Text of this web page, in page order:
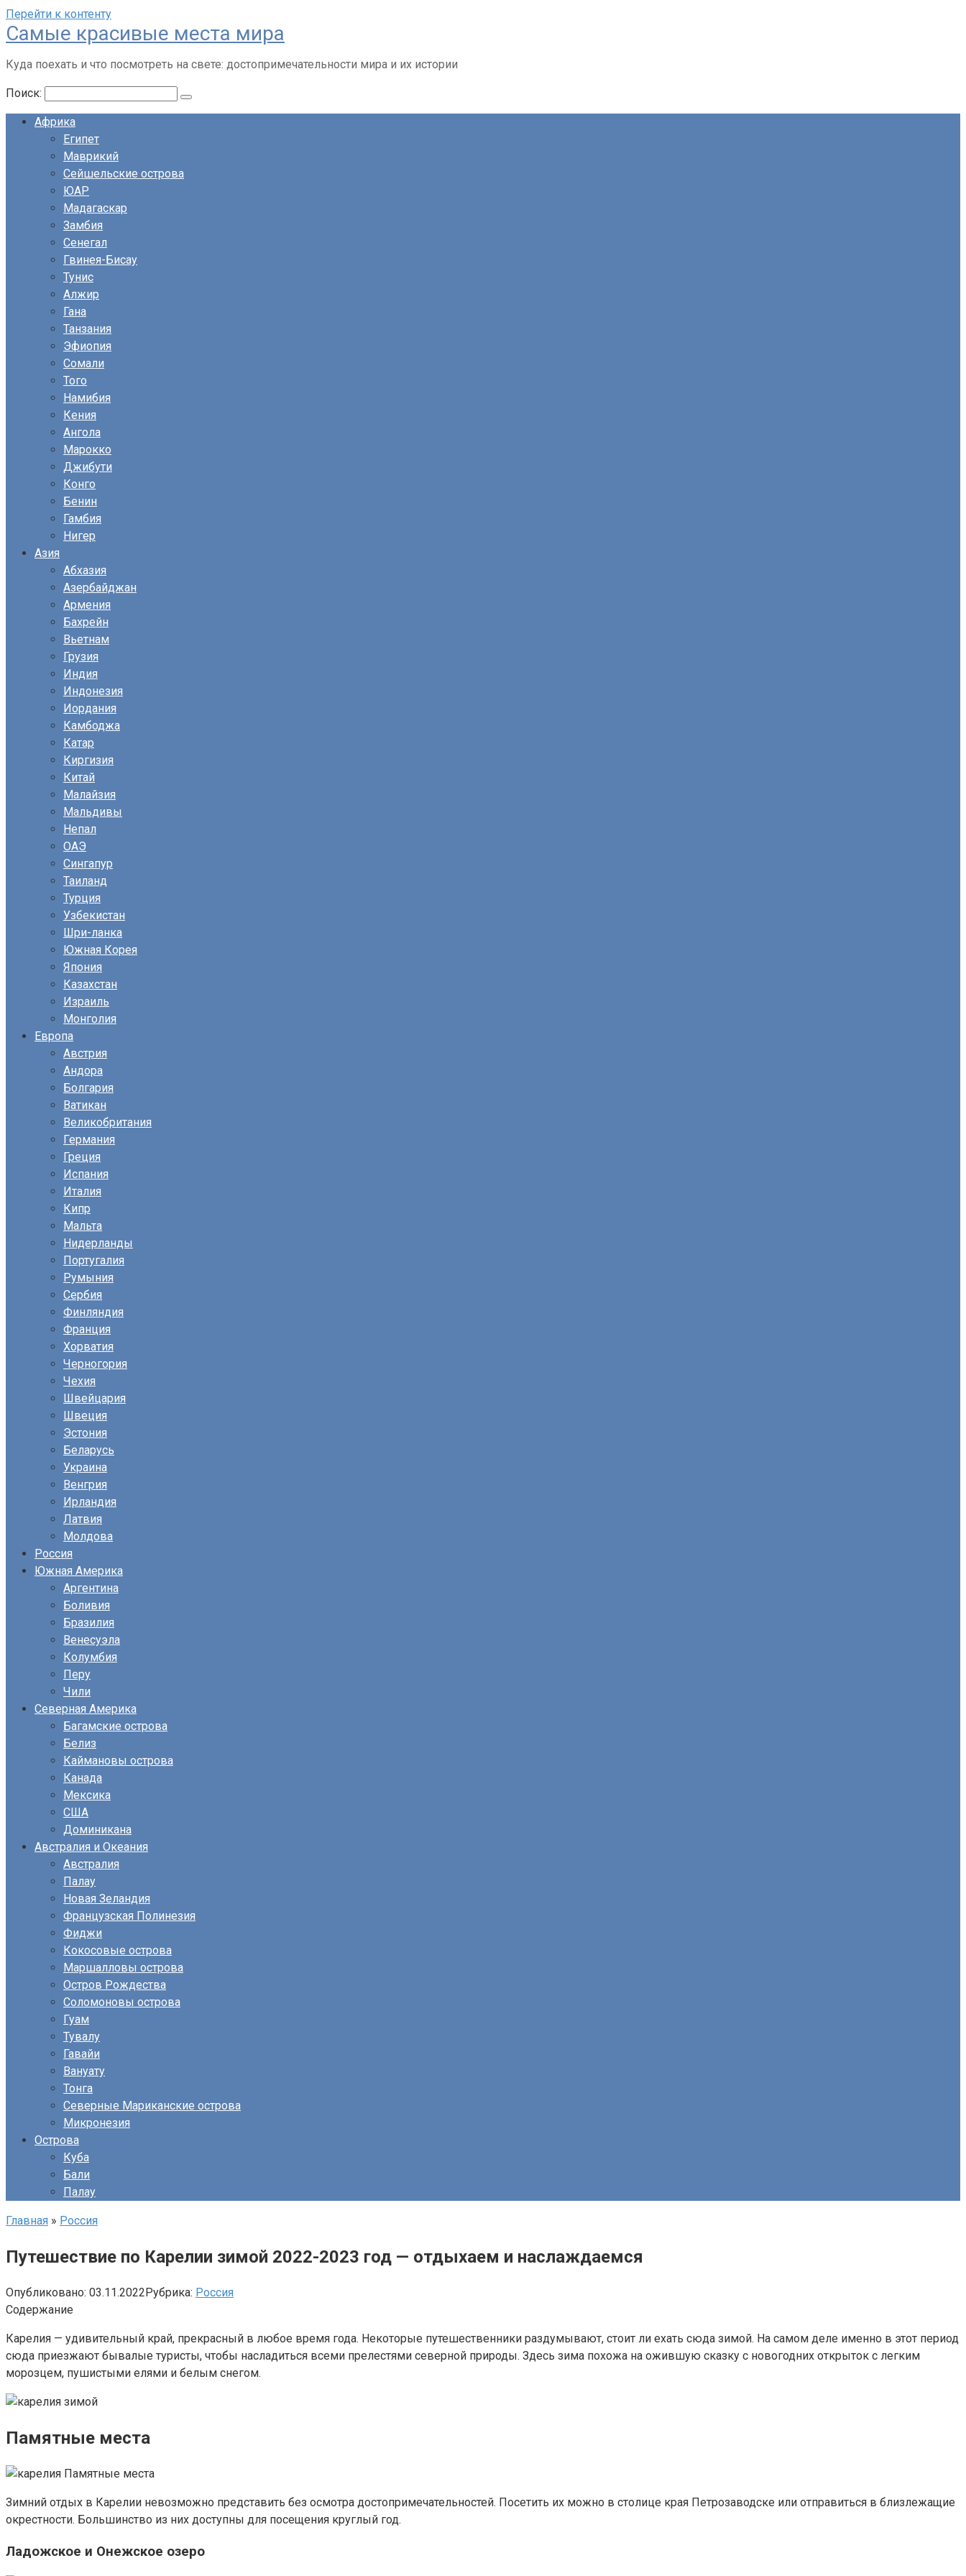
Перейти к контенту
Cамые красивые места мира
Куда поехать и что посмотреть на свете: достопримечательности мира и их истории
Поиск:
Африка
Египет
Маврикий
Сейшельские острова
ЮАР
Мадагаскар
Замбия
Сенегал
Гвинея-Бисау
Тунис
Алжир
Гана
Танзания
Эфиопия
Сомали
Того
Намибия
Кения
Ангола
Марокко
Джибути
Конго
Бенин
Гамбия
Нигер
Азия
Абхазия
Азербайджан
Армения
Бахрейн
Вьетнам
Грузия
Индия
Индонезия
Иордания
Камбоджа
Катар
Киргизия
Китай
Малайзия
Мальдивы
Непал
ОАЭ
Сингапур
Таиланд
Турция
Узбекистан
Шри-ланка
Южная Корея
Япония
Казахстан
Израиль
Монголия
Европа
Австрия
Андора
Болгария
Ватикан
Великобритания
Германия
Греция
Испания
Италия
Кипр
Мальта
Нидерланды
Португалия
Румыния
Сербия
Финляндия
Франция
Хорватия
Черногория
Чехия
Швейцария
Швеция
Эстония
Беларусь
Украина
Венгрия
Ирландия
Латвия
Молдова
Россия
Южная Америка
Аргентина
Боливия
Бразилия
Венесуэла
Колумбия
Перу
Чили
Северная Америка
Багамские острова
Белиз
Каймановы острова
Канада
Мексика
США
Доминикана
Австралия и Океания
Австралия
Палау
Новая Зеландия
Французская Полинезия
Фиджи
Кокосовые острова
Маршалловы острова
Остров Рождества
Соломоновы острова
Гуам
Тувалу
Гавайи
Вануату
Тонга
Северные Мариканские острова
Микронезия
Острова
Куба
Бали
Палау
Главная » Россия
Путешествие по Карелии зимой 2022-2023 год — отдыхаем и наслаждаемся
Опубликовано: 03.11.2022Рубрика: Россия
Содержание
Карелия — удивительный край, прекрасный в любое время года. Некоторые путешественники раздумывают, стоит ли ехать сюда зимой. На самом деле именно в этот период
сюда приезжают бывалые туристы, чтобы насладиться всеми прелестями северной природы. Здесь зима похожа на ожившую сказку с новогодних открыток с легким
морозцем, пушистыми елями и белым снегом.
Памятные места
Зимний отдых в Карелии невозможно представить без осмотра достопримечательностей. Посетить их можно в столице края Петрозаводске или отправиться в близлежащие
окрестности. Большинство из них доступны для посещения круглый год.
Ладожское и Онежское озеро